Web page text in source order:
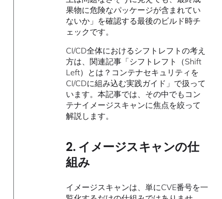
果物に危険なパッケージが含まれてい
ないか」を確認する最後のビルド時チ
ェックです。
CI/CD全体におけるシフトレフトの考え
方は、関連記事「シフトレフト（Shift
Left）とは？コンテナセキュリティを
CI/CDに組み込む実践ガイド」で扱って
います。本記事では、その中でもコン
テナイメージスキャンに焦点を絞って
解説します。
2. イメージスキャンの仕
組み
イメージスキャンは、単にCVE番号を一